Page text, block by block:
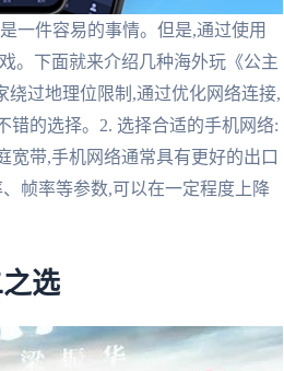
一件容易的事情。但是,通过使用
。下面就来介绍几种海外玩《公主
绕过地理位限制,通过优化网络连接,
错的选择。2. 选择合适的手机网络:
宽带,手机网络通常具有更好的出口
帧率等参数,可以在一定程度上降
选